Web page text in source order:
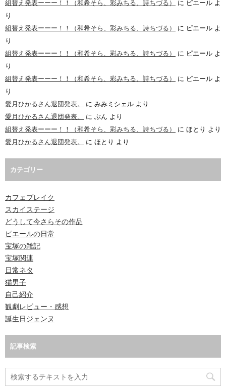
組替え発表ーーー！！（和希そら、彩みちる、詩ちづる）
に ピエール よ
り
組替え発表ーーー！！（和希そら、彩みちる、詩ちづる）
に ピエール よ
り
組替え発表ーーー！！（和希そら、彩みちる、詩ちづる）
に ピエール よ
り
組替え発表ーーー！！（和希そら、彩みちる、詩ちづる）
に ピエール よ
り
愛月ひかるさん退団発表。
に みみミシェル より
愛月ひかるさん退団発表。
に ぶん より
組替え発表ーーー！！（和希そら、彩みちる、詩ちづる）
に ほとり より
愛月ひかるさん退団発表。
に ほとり より
カテゴリー
カフェブレイク
スカイステージ
どうして今さらその作品
ピエールの日常
宝塚の雑記
宝塚関連
日常ネタ
猫男子
自己紹介
観劇レビュー・感想
誕生日ジェンヌ
記事検索